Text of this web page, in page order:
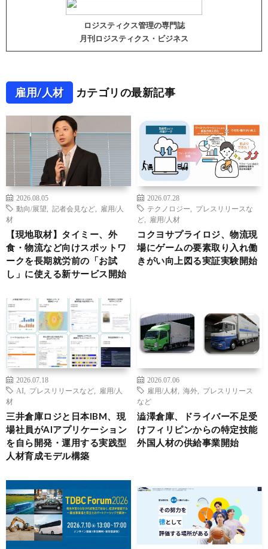
ロジスティクス管理の専門誌
月刊ロジスティクス・ビジネス
雇用/人材 カテゴリの最新記事
2026.08.05
動向/展望
記者会見など
雇用/人
材
【現地取材】タイミー、外
食・物流など向けスポットワ
ークを長期就労前の「お試
し」に使える新サービス開始
2026.07.28
テクノロジー
プレスリリースな
ど
雇用/人材
コクヨサプライロジ、物流現
場にゲームの要素取り入れ働
きがい向上図る実証実験開始
2026.07.18
AI
プレスリリースなど
雇用/人
材
三井倉庫ロジと日本IBM、現
場社員がAIアプリケーション
を自ら開発・運用する実践型
人材育成モデル構築
2026.07.06
雇用/人材
海外
プレスリリース
など
澁澤倉庫、ドライバー不足受
けフィリピンからの特定技能
外国人材の供給事業開始